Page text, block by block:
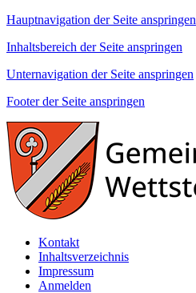
Hauptnavigation der Seite anspringen
Inhaltsbereich der Seite anspringen
Unternavigation der Seite anspringen
Footer der Seite anspringen
Kontakt
Inhaltsverzeichnis
Impressum
Anmelden